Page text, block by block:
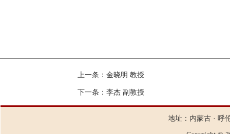
上一条： 金晓明 教授
下一条： 李杰 副教授
地址：内蒙古 · 呼